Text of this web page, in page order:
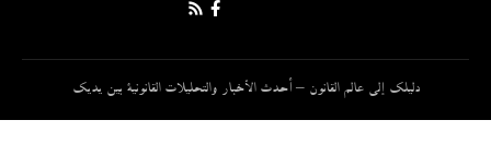
دليلك إلى عالم القانون – أحدث الأخبار والتحليلات القانونية بين يديك